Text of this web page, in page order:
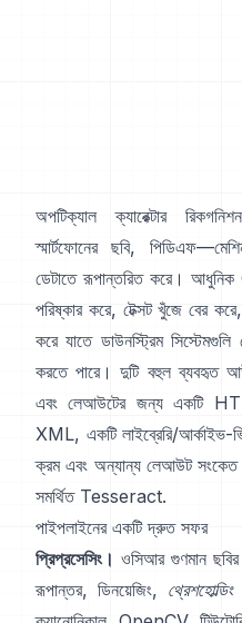
অপটিক্যাল ক্যারেক্টার
স্মার্টফোনের ছবি,
ডেটাতে রূপান্তরিত করে।
পরিষ্কার করে, টেক্সট খুঁজে বের
করে যাতে ডাউনস্ট্রিম
করতে পারে। দুটি বহুল ব্যবহৃত
এবং লেআউটের জন্য একটি
XML, একটি লাইব্রেরি/
ক্রম এবং অন্যান্য লেআউট সংকেত
সমর্থিত Tesseract.
পাইপলাইনের একটি দ্রুত সফর
প্রিপ্রসেসিং। ওসিআর গুণমান
রূপান্তর, ডিনয়েজিং, থ্রেশহোল্ডিং